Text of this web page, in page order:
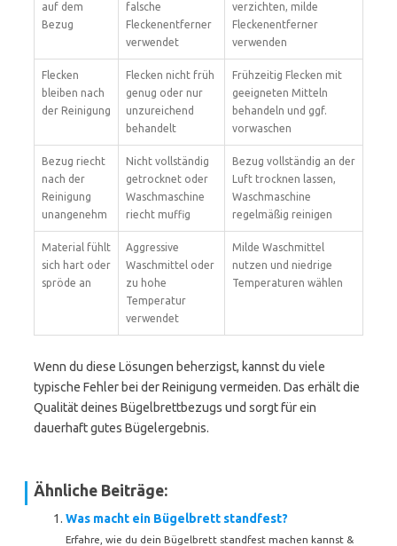
auf dem
Bezug
falsche
Fleckenentferner
verwendet
verzichten, milde
Fleckenentferner
verwenden
Flecken
bleiben nach
der Reinigung
Flecken nicht früh
genug oder nur
unzureichend
behandelt
Frühzeitig Flecken mit
geeigneten Mitteln
behandeln und ggf.
vorwaschen
Bezug riecht
nach der
Reinigung
unangenehm
Nicht vollständig
getrocknet oder
Waschmaschine
riecht muffig
Bezug vollständig an der
Luft trocknen lassen,
Waschmaschine
regelmäßig reinigen
Material fühlt
sich hart oder
spröde an
Aggressive
Waschmittel oder
zu hohe
Temperatur
verwendet
Milde Waschmittel
nutzen und niedrige
Temperaturen wählen
Wenn du diese Lösungen beherzigst, kannst du viele
typische Fehler bei der Reinigung vermeiden. Das erhält die
Qualität deines Bügelbrettbezugs und sorgt für ein
dauerhaft gutes Bügelergebnis.
Ähnliche Beiträge:
Was macht ein Bügelbrett standfest?
Erfahre, wie du dein Bügelbrett standfest machen kannst &